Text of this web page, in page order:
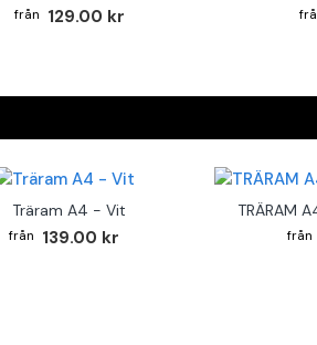
129.00 kr
Träram A4 - Vit
139.00 kr
TRÄRAM